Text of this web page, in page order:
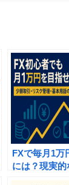
FXで毎月1万
には？現実